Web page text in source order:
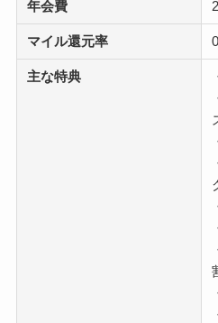
年会費
マイル還元率
主な特典